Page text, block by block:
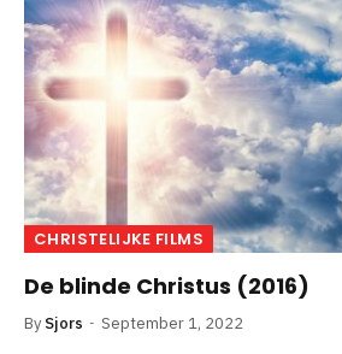
CHRISTELIJKE FILMS
De blinde Christus (2016)
By Sjors September 1, 2022